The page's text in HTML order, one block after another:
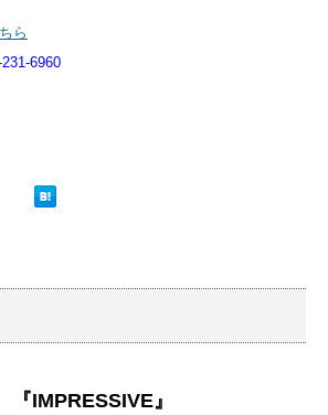
ら
6960
『IMPRESSIVE』